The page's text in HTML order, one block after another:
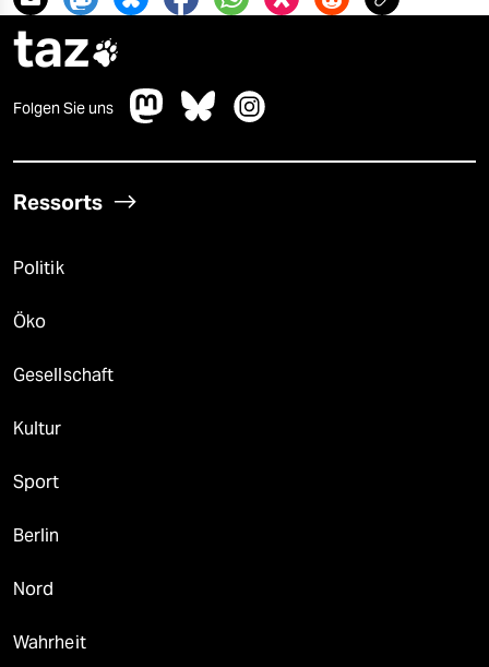
taz
Folgen Sie uns
Ressorts
Politik
Öko
Gesellschaft
Kultur
Sport
Berlin
Nord
Wahrheit